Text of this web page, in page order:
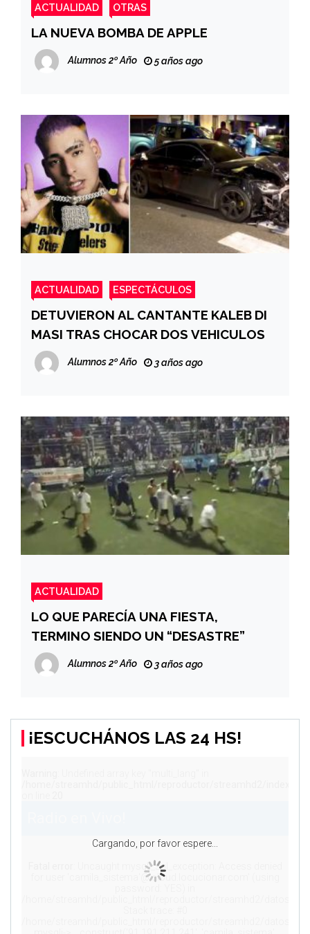
ACTUALIDAD OTRAS
LA NUEVA BOMBA DE APPLE
Alumnos 2º Año 5 años ago
ACTUALIDAD ESPECTÁCULOS
DETUVIERON AL CANTANTE KALEB DI
MASI TRAS CHOCAR DOS VEHICULOS
Alumnos 2º Año 3 años ago
ACTUALIDAD
LO QUE PARECÍA UNA FIESTA,
TERMINO SIENDO UN “DESASTRE”
Alumnos 2º Año 3 años ago
¡ESCUCHÁNOS LAS 24 HS!